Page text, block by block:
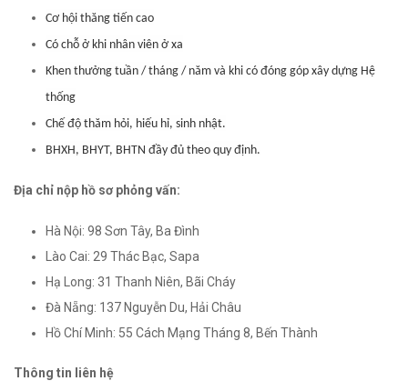
Cơ hội thăng tiến cao
Có chỗ ở khi nhân viên ở xa
Khen thưởng tuần / tháng / năm và khi có đóng góp xây dựng Hệ
thống
Chế độ thăm hỏi, hiếu hỉ, sinh nhật.
BHXH, BHYT, BHTN đầy đủ theo quy định.
Địa chỉ nộp hồ sơ phỏng vấn:
Hà Nội: 98 Sơn Tây, Ba Đình
Lào Cai: 29 Thác Bạc, Sapa
Hạ Long: 31 Thanh Niên, Bãi Cháy
Đà Nẵng: 137 Nguyễn Du, Hải Châu
Hồ Chí Minh: 55 Cách Mạng Tháng 8, Bến Thành
Thông tin liên hệ